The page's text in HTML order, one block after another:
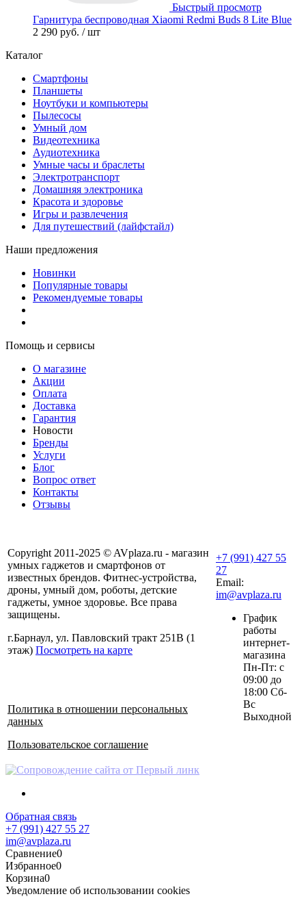
Быстрый просмотр
Гарнитура беспроводная Xiaomi Redmi Buds 8 Lite Blue
2 290 руб. / шт
Каталог
Смартфоны
Планшеты
Ноутбуки и компьютеры
Пылесосы
Умный дом
Видеотехника
Аудиотехника
Умные часы и браслеты
Электротранспорт
Домашняя электроника
Красота и здоровье
Игры и развлечения
Для путешествий (лайфстайл)
Наши предложения
Новинки
Популярные товары
Рекомендуемые товары
Помощь и сервисы
О магазине
Акции
Оплата
Доставка
Гарантия
Новости
Бренды
Услуги
Блог
Вопрос ответ
Контакты
Отзывы
Copyright 2011-2025 © AVplaza.ru - магазин
умных гаджетов и смартфонов от
известных брендов. Фитнес-устройства,
дроны, умный дом, роботы, детские
гаджеты, умное здоровье. Все права
защищены.
г.Барнаул, ул. Павловский тракт 251В (1
этаж) Посмотреть на карте
Политика в отношении персональных
данных
Пользовательское соглашение
+7 (991) 427 55
27
Email:
im@avplaza.ru
График
работы
интернет-
магазина
Пн-Пт: с
09:00 до
18:00 Сб-
Вс
Выходной
Обратная связь
+7 (991) 427 55 27
im@avplaza.ru
Сравнение0
Избранное0
Корзина0
Уведомление об использовании cookies